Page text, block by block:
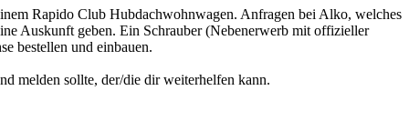
Rapido Club Hubdachwohnwagen. Anfragen bei Alko, welches
Auskunft geben. Ein Schrauber (Nebenerwerb mit offizieller
bestellen und einbauen.
melden sollte, der/die dir weiterhelfen kann.